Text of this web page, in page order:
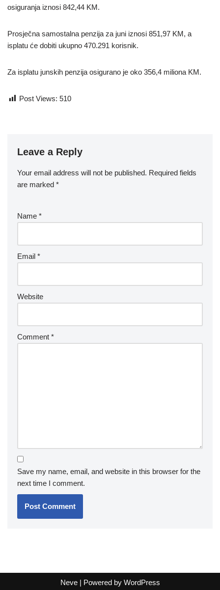
osiguranja iznosi 842,44 KM.
Prosječna samostalna penzija za juni iznosi 851,97 KM, a
isplatu će dobiti ukupno 470.291 korisnik.
Za isplatu junskih penzija osigurano je oko 356,4 miliona KM.
Post Views: 510
Leave a Reply
Your email address will not be published. Required fields
are marked *
Name *
Email *
Website
Comment *
Save my name, email, and website in this browser for the
next time I comment.
Neve| Powered by WordPress